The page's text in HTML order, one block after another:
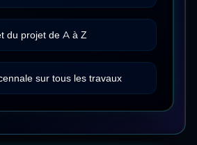
du projet de A à Z
sur tous les travaux